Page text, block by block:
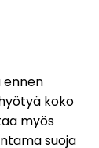
ennen
koko
myös
suoja